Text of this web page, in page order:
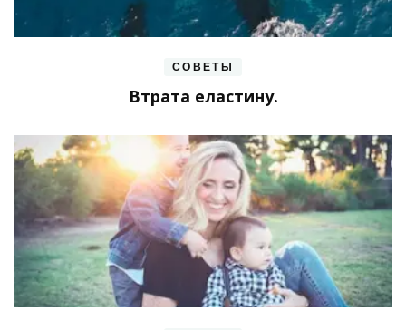
СОВЕТЫ
Втрата еластину.